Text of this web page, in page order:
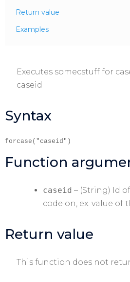
Return value
Examples
Executes somecstuff for
caseid
Syntax
forcase("caseid")
Function
caseid – (String) Id
code on, ex. value of
Return value
This function does not